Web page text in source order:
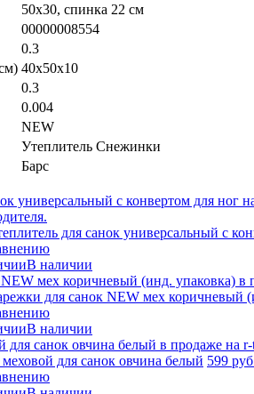
50х30, спинка 22 см
00000008554
0.3
40х50х10
0.3
0.004
NEW
Утеплитель Снежинки
Барс
для санок универсальный с
В наличии
для санок NEW мех коричневый
В наличии
для санок овчина белый 599